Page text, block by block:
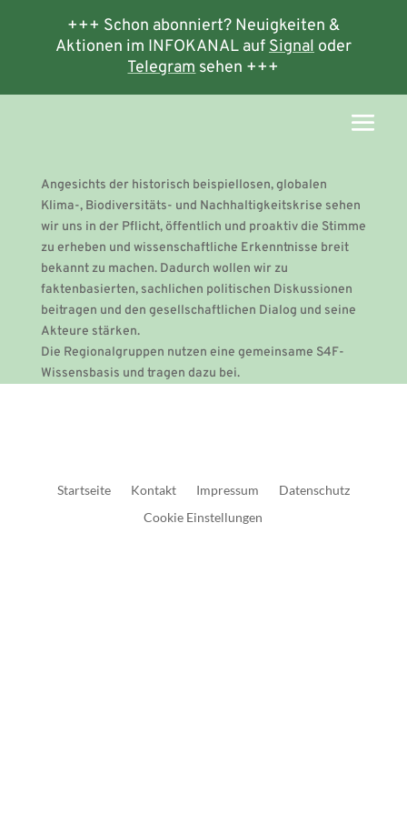
+++ Schon abonniert? Neuigkeiten &
Aktionen im INFOKANAL aufSignaloder
Telegramsehen +++
Angesichts der historisch beispiellosen, globalen
Klima-, Biodiversitäts- und Nachhaltigkeitskrise sehen
wir uns in der Pflicht, öffentlich und proaktiv die Stimme
zu erheben und wissenschaftliche Erkenntnisse breit
bekannt zu machen. Dadurch wollen wir zu
faktenbasierten, sachlichen politischen Diskussionen
beitragen und den gesellschaftlichen Dialog und seine
Akteure stärken.
Die Regionalgruppen nutzen eine gemeinsame S4F-
Wissensbasis und tragen dazu bei.
Startseite Kontakt Impressum
Datenschutz
Cookie Einstellungen